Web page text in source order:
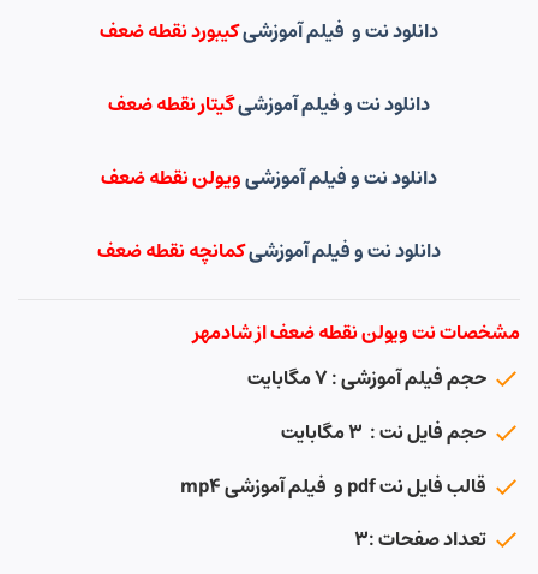
دانلود نت و فیلم آموزشیکیبورد نقطه ضعف
دانلود نت و فیلم آموزشیگیتار نقطه ضعف
دانلود نت و فیلم آموزشیویولن نقطه ضعف
دانلود نت و فیلم آموزشیکمانچه نقطه ضعف
مشخصات نت ویولن نقطه ضعف از شادمهر
حجم فیلم آموزشی : ۷ مگابایت
حجم فایل نت : ۳ مگابایت
قالب فایل نت pdf و فیلم آموزشی mp4
تعداد صفحات :۳